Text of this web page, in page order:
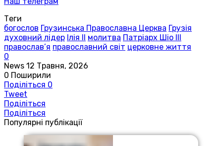
Теги
богослов Грузинська Православна Церква Грузія
духовний лідер Ілія ІІ молитва Патріарх Шіо III
православ’я православний світ церковне життя
0
News 12 Травня, 2026
0 Поширили
Поділіться 0
Tweet
Поділіться
Поділіться
Популярні публікації